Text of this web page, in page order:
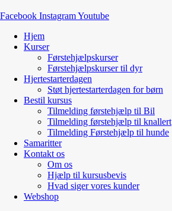
Facebook InstagramYoutube
Hjem
Kurser
Førstehjælpskurser
Førstehjælpskurser til dyr
Hjertestarterdagen
Støt hjertestarterdagen for børn
Bestil kursus
Tilmelding førstehjælp til Bil
Tilmelding førstehjælp til knallert
Tilmelding Førstehjælp til hunde
Samaritter
Kontakt os
Om os
Hjælp til kursusbevis
Hvad siger vores kunder
Webshop